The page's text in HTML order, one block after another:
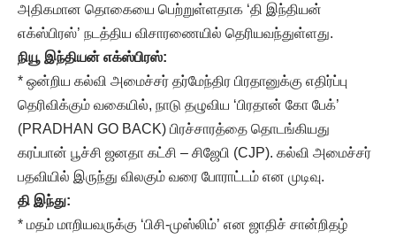
அதிகமான தொகையை பெற்றுள்ளதாக ‘தி இந்தியன்
எக்ஸ்பிரஸ்’ நடத்திய விசாரணையில் தெரியவந்துள்ளது.
நியூ இந்தியன் எக்ஸ்பிரஸ்:
* ஒன்றிய கல்வி அமைச்சர் தர்மேந்திர பிரதானுக்கு எதிர்ப்பு
தெரிவிக்கும் வகையில், நாடு தழுவிய ‘பிரதான் கோ பேக்’
(PRADHAN GO BACK) பிரச்சாரத்தை தொடங்கியது
கரப்பான் பூச்சி ஜனதா கட்சி – சிஜேபி (CJP). கல்வி அமைச்சர்
பதவியில் இருந்து விலகும் வரை போராட்டம் என முடிவு.
தி இந்து:
* மதம் மாறியவருக்கு ‘பிசி-முஸ்லிம்’ என ஜாதிச் சான்றிதழ்